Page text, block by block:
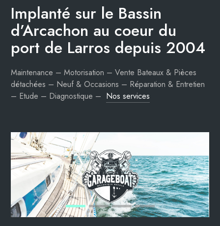
Implanté sur le Bassin
d’Arcachon au coeur du
port de Larros depuis 2004
Maintenance – Motorisation – Vente Bateaux & Pièces
détachées – Neuf & Occasions – Réparation & Entretien
– Etude – Diagnostique – Nos services